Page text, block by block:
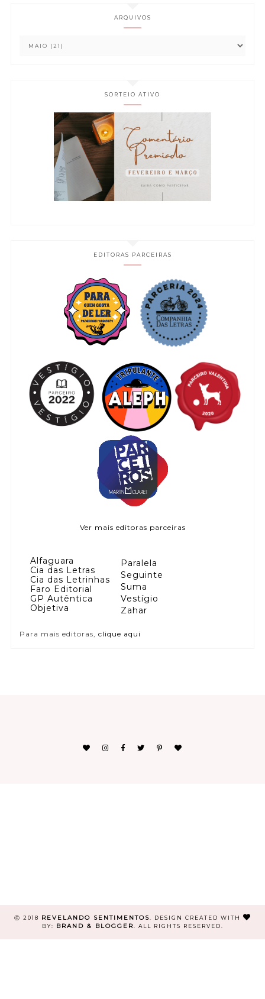
ARQUIVOS
SORTEIO ATIVO
EDITORAS PARCEIRAS
Ver mais editoras parceiras
Alfaguara
Cia das Letras
Cia das Letrinhas
Faro Editorial
GP Autêntica
Objetiva
Paralela
Seguinte
Suma
Vestígio
Zahar
Para mais editoras, clique aqui
Ⓒ 2018 REVELANDO SENTIMENTOS
DESIGN CREATED WITH
BY:
BRAND & BLOGGER . ALL RIGHTS RESERVED.